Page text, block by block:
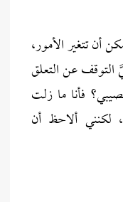
أن تتغير الأمور،
التوقف عن التعلق
فأنا ما زلت
لكنني ألاحظ أن